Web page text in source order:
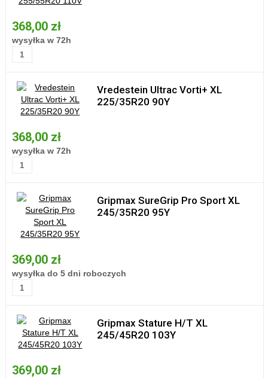
368,00 zł
wysyłka w 72h
Vredestein Ultrac Vorti+ XL
225/35R20 90Y
368,00 zł
wysyłka w 72h
Gripmax SureGrip Pro Sport XL
245/35R20 95Y
369,00 zł
wysyłka do 5 dni roboczych
Gripmax Stature H/T XL
245/45R20 103Y
369,00 zł